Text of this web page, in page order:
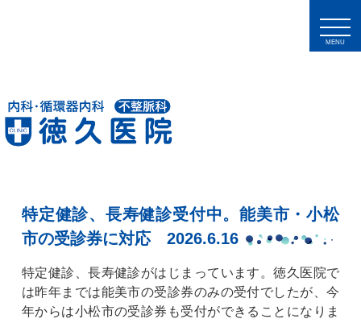
MENU
特定健診、長寿健診受付中。能美市・小松
市の受診券に対応 2026.6.16
特定健診、長寿健診がはじまっています。徳久医院で
は昨年までは能美市の受診券のみの受付でしたが、今
年からは小松市の受診券も受付ができることになりま